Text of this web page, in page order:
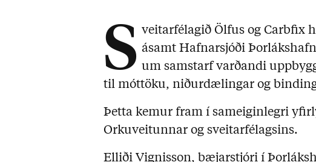
S veitarfélagið Ölfus og Carbfix
ásamt Hafnarsjóði
um samstarf varðandi
til móttöku, niðurdælingar og
Þetta kemur fram í sameiginlegri
Orkuveitunnar og sveitarfélagsins.
Elliði Vignisson, bæjarstjóri í